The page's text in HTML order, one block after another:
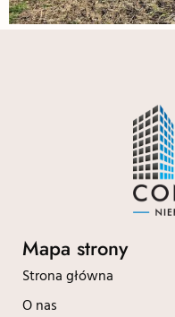
Mapa strony
Strona główna
O nas